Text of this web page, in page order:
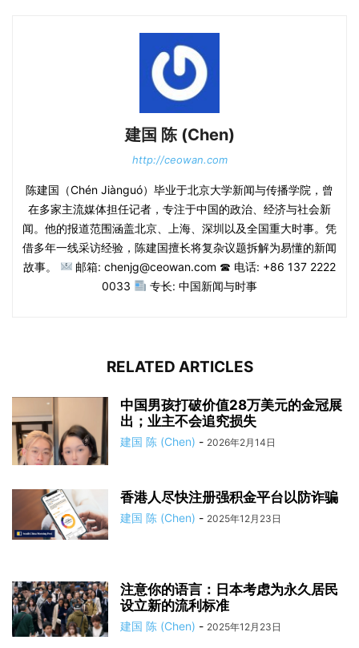
建国 陈 (Chen)
http://ceowan.com
陈建国（Chén Jiànguó）毕业于北京大学新闻与传播学院，曾
在多家主流媒体担任记者，专注于中国的政治、经济与社会新
闻。他的报道范围涵盖北京、上海、深圳以及全国重大时事。凭
借多年一线采访经验，陈建国擅长将复杂议题拆解为易懂的新闻
故事。
邮箱: chenjg@ceowan.com ☎ 电话: +86 137 2222
0033
专长: 中国新闻与时事
RELATED ARTICLES
中国男孩打破价值28万美元的金冠展
出；业主不会追究损失
建国 陈 (Chen) - 2026年2月14日
香港人尽快注册强积金平台以防诈骗
建国 陈 (Chen) - 2025年12月23日
注意你的语言：日本考虑为永久居民
设立新的流利标准
建国 陈 (Chen) - 2025年12月23日